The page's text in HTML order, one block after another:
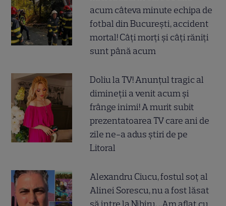
acum câteva minute echipa de
fotbal din București, accident
mortal! Câți morți și câți răniți
sunt până acum
Doliu la TV! Anunțul tragic al
dimineții a venit acum și
frânge inimi! A murit subit
prezentatoarea TV care ani de
zile ne-a adus știri de pe
Litoral
Alexandru Ciucu, fostul soț al
Alinei Sorescu, nu a fost lăsat